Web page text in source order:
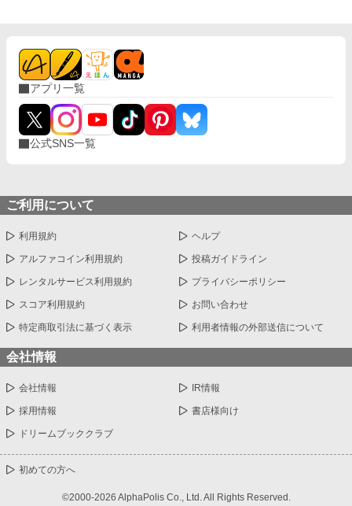
アプリ一覧
公式SNS一覧
ご利用について
利用規約 ヘルプ
アルファコイン利用規約 投稿ガイドライン
レンタルサービス利用規約 プライバシーポリシー
スコア利用規約 お問い合わせ
特定商取引法に基づく表示 利用者情報の外部送信について
会社情報
会社情報 IR情報
採用情報 書店様向け
ドリームブッククラブ
初めての方へ
©2000-2026 AlphaPolis Co., Ltd. All Rights Reserved.